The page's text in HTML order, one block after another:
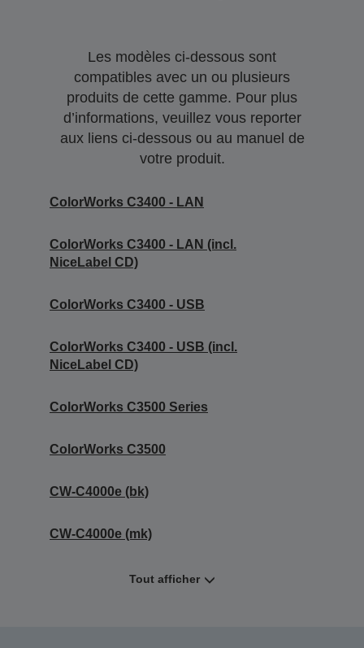
Les modèles ci-dessous sont
compatibles avec un ou plusieurs
produits de cette gamme. Pour plus
d’informations, veuillez vous reporter
aux liens ci-dessous ou au manuel de
votre produit.
ColorWorks C3400 - LAN
ColorWorks C3400 - LAN (incl.
NiceLabel CD)
ColorWorks C3400 - USB
ColorWorks C3400 - USB (incl.
NiceLabel CD)
ColorWorks C3500 Series
ColorWorks C3500
CW-C4000e (bk)
CW-C4000e (mk)
Tout afficher